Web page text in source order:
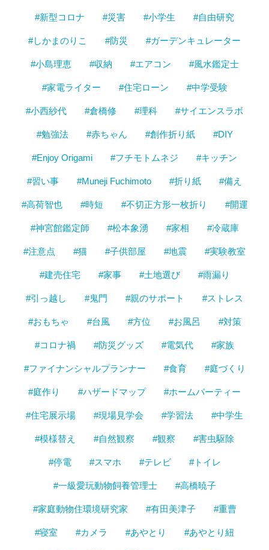
#新型コロナ #災害 #小学生 #自由研究
#しかまのりこ #防災 #ガーデンキュレーター
#小島理恵 #収納 #エアコン #風水鑑定士
#家電ライター #住宅ローン #中学受験
#小西紗代 #倉橋修 #理科 #サイエンスラボ
#勉強法 #赤ちゃん #創作折り紙 #DIY
#Enjoy Origami #フチモトムネジ #キッチン
#習い事 #Muneji Fuchimoto #折り紙 #備え
#高荷智也 #時短 #不切正方形一枚折り #開運
#神宮館鑑定師 #松本象湧 #家相 #冷蔵庫
#注意点 #猫 #子供部屋 #地震 #実験教室
#建売住宅 #家事 #土地選び #雨漏り
#引っ越し #鬼門 #親のサポート #ストレス
#おもちゃ #台風 #方位 #お風呂 #対策
#コロナ禍 #防災グッズ #電気代 #家族
#ファイナンシャルプランナー #食育 #庭づくり
#庭作り #ハザードマップ #ホームパーティー
#住宅展示場 #現場見学会 #学習法 #中学生
#模様替え #自然観察 #観察 #害虫駆除
#停電 #スマホ #テレビ #トイレ
#一級愛玩動物飼養管理士 #高橋暁子
#家庭動物住環境研究家 #有田美津子 #重曹
#寝室 #カメラ #あやとり #あやとり紐